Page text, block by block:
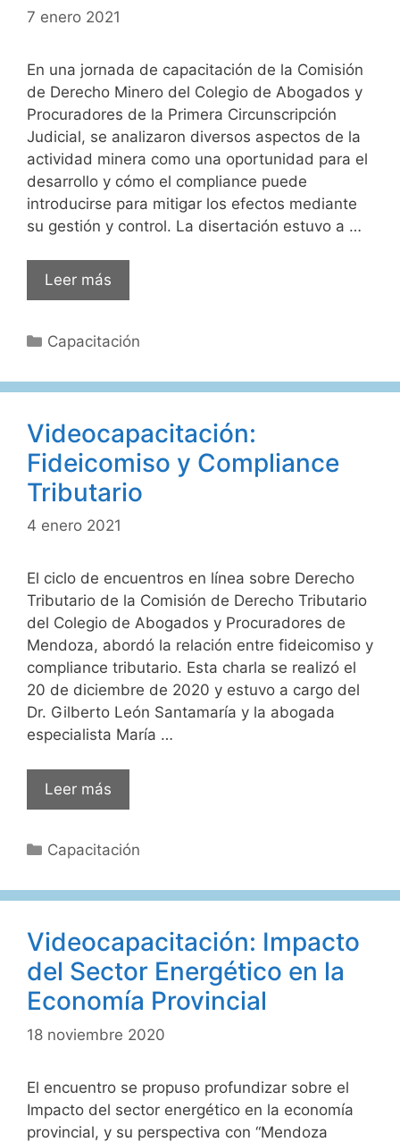
7 enero 2021
En una jornada de capacitación de la Comisión
de Derecho Minero del Colegio de Abogados y
Procuradores de la Primera Circunscripción
Judicial, se analizaron diversos aspectos de la
actividad minera como una oportunidad para el
desarrollo y cómo el compliance puede
introducirse para mitigar los efectos mediante
su gestión y control. La disertación estuvo a …
Leer más
La
como
de
Compliance
como
herramienta
de
control
gestión
Categorías
Capacitación
Videocapacitación:
Fideicomiso y Compliance
Tributario
4 enero 2021
El ciclo de encuentros en línea sobre Derecho
Tributario de la Comisión de Derecho Tributario
del Colegio de Abogados y Procuradores de
Mendoza, abordó la relación entre fideicomiso y
compliance tributario. Esta charla se realizó el
20 de diciembre de 2020 y estuvo a cargo del
Dr. Gilberto León Santamaría y la abogada
especialista María …
Leer más
Fideicomiso
Compliance
Categorías
Capacitación
Videocapacitación: Impacto
del Sector Energético en la
Economía Provincial
18 noviembre 2020
El encuentro se propuso profundizar sobre el
Impacto del sector energético en la economía
provincial, y su perspectiva con “Mendoza